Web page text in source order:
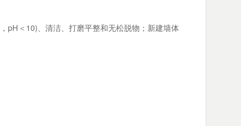
pH＜10)、清洁、打磨平整和无松脱物；新建墙体